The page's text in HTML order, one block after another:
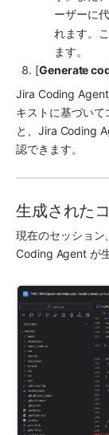
ーザーに
れます。
ます。
[Generate
Jira Coding Agent
キストに基づいて
と、 Jira Coding
認できます。
生成された
現在のセッショ
Coding Agent が